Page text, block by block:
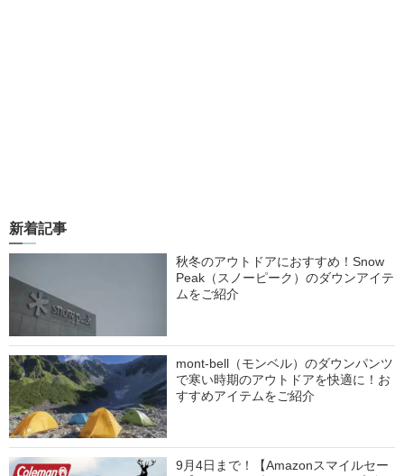
新着記事
秋冬のアウトドアにおすすめ！Snow
Peak（スノーピーク）のダウンアイテ
ムをご紹介
mont-bell（モンベル）のダウンパンツ
で寒い時期のアウトドアを快適に！お
すすめアイテムをご紹介
9月4日まで！【Amazonスマイルセー